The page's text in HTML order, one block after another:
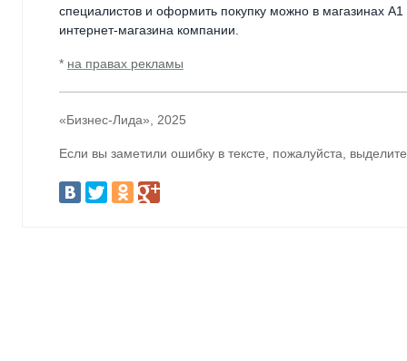
специалистов и оформить покупку можно в магазинах
интернет-магазина компании.
* на правах рекламы
«Бизнес-Лида», 2025
Если вы заметили ошибку в тексте, пожалуйста,